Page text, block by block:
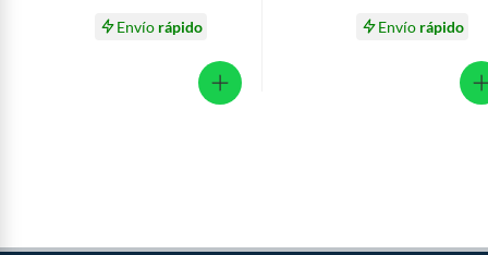
Envío rápido Envío rápido